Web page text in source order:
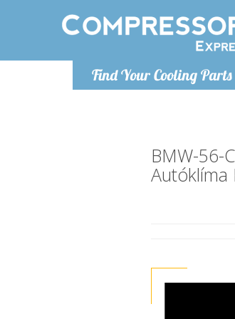
Find Your Cooling Parts
BMW-56-
Autóklíma